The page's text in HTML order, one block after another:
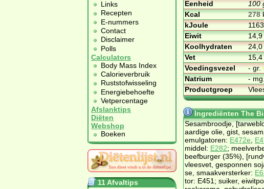
Links
Recepten
E-nummers
Contact
Disclaimer
Polls
Calculators
Body Mass Index
Calorieverbruik
Ruststofwisseling
Energiebehoefte
Vetpercentage
Afslanktips
Diëten
Webshop
Boeken
11 Afvaltips
Eenheid
100
Kcal
278
kJoule
Eiwit
Koolhydraten
Vet
Voedingsvezel
- gr.
Natrium
-
Productgroep
Ingrediënten The
Se­sambrood­je,
aar­di­ge olie, gist,
emul­ga­to­ren: E472e
mid­del: E282;
beef­bur­ger (35%),
vlees­vet, ge­spon­nen
se, smaak­ver­ster­ker:
tor: E451; sui­ker,